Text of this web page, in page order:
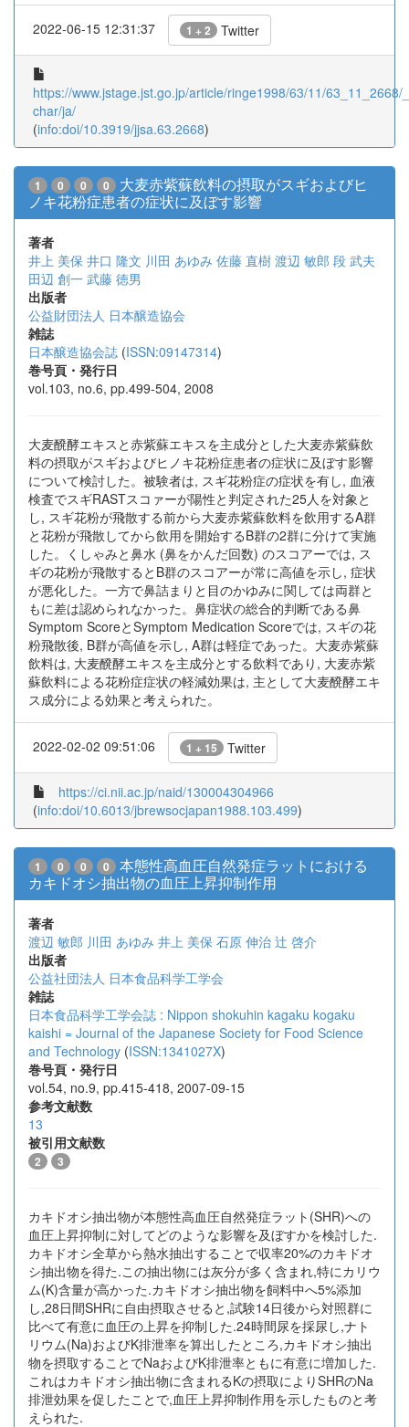
2022-06-15 12:31:37 1 + 2 Twitter
https://www.jstage.jst.go.jp/article/ringe1998/63/11/63_11_2668/
char/ja/
(info:doi/10.3919/jjsa.63.2668)
1 0 0 0
大麦赤紫蘇飲料の摂取がスギおよびヒ
ノキ花粉症患者の症状に及ぼす影響
著者
井上 美保 井口 隆文 川田 あゆみ 佐藤 直樹 渡辺 敏郎 段 武夫
田辺 創一 武藤 徳男
出版者
公益財団法人 日本醸造協会
雑誌
日本醸造協会誌 (ISSN:09147314)
巻号頁・発行日
vol.103, no.6, pp.499-504, 2008
大麦醗酵エキスと赤紫蘇エキスを主成分とした大麦赤紫蘇飲
料の摂取がスギおよびヒノキ花粉症患者の症状に及ぼす影響
について検討した。被験者は, スギ花粉症の症状を有し, 血液
検査でスギRASTスコァーが陽性と判定された25人を対象と
し, スギ花粉が飛散する前から大麦赤紫蘇飲料を飲用するA群
と花粉が飛散してから飲用を開始するB群の2群に分けて実施
した。くしゃみと鼻水 (鼻をかんだ回数) のスコアーでは, ス
ギの花粉が飛散するとB群のスコアーが常に高値を示し, 症状
が悪化した。一方で鼻詰まりと目のかゆみに関しては両群と
もに差は認められなかった。鼻症状の総合的判断である鼻
Symptom ScoreとSymptom Medication Scoreでは, スギの花
粉飛散後, B群が高値を示し, A群は軽症であった。大麦赤紫蘇
飲料は, 大麦醗酵エキスを主成分とする飲料であり, 大麦赤紫
蘇飲料による花粉症症状の軽減効果は, 主として大麦醗酵エキ
ス成分による効果と考えられた。
2022-02-02 09:51:06 1 + 15 Twitter
https://ci.nii.ac.jp/naid/130004304966
(info:doi/10.6013/jbrewsocjapan1988.103.499)
1 0 0 0
本態性高血圧自然発症ラットにおける
カキドオシ抽出物の血圧上昇抑制作用
著者
渡辺 敏郎 川田 あゆみ 井上 美保 石原 伸治 辻 啓介
出版者
公益社団法人 日本食品科学工学会
雑誌
日本食品科学工学会誌 : Nippon shokuhin kagaku kogaku
kaishi = Journal of the Japanese Society for Food Science
and Technology (ISSN:1341027X)
巻号頁・発行日
vol.54, no.9, pp.415-418, 2007-09-15
参考文献数
13
被引用文献数
2 3
カキドオシ抽出物が本態性高血圧自然発症ラット(SHR)への
血圧上昇抑制に対してどのような影響を及ぼすかを検討した.
カキドオシ全草から熱水抽出することで収率20%のカキドオ
シ抽出物を得た.この抽出物には灰分が多く含まれ,特にカリウ
ム(K)含量が高かった.カキドオシ抽出物を飼料中へ5%添加
し,28日間SHRに自由摂取させると,試験14日後から対照群に
比べて有意に血圧の上昇を抑制した.24時間尿を採尿し,ナト
リウム(Na)およびK排泄率を算出したところ,カキドオシ抽出
物を摂取することでNaおよびK排泄率ともに有意に増加した.
これはカキドオシ抽出物に含まれるKの摂取によりSHRのNa
排泄効果を促したことで,血圧上昇抑制作用を示したものと考
えられた.